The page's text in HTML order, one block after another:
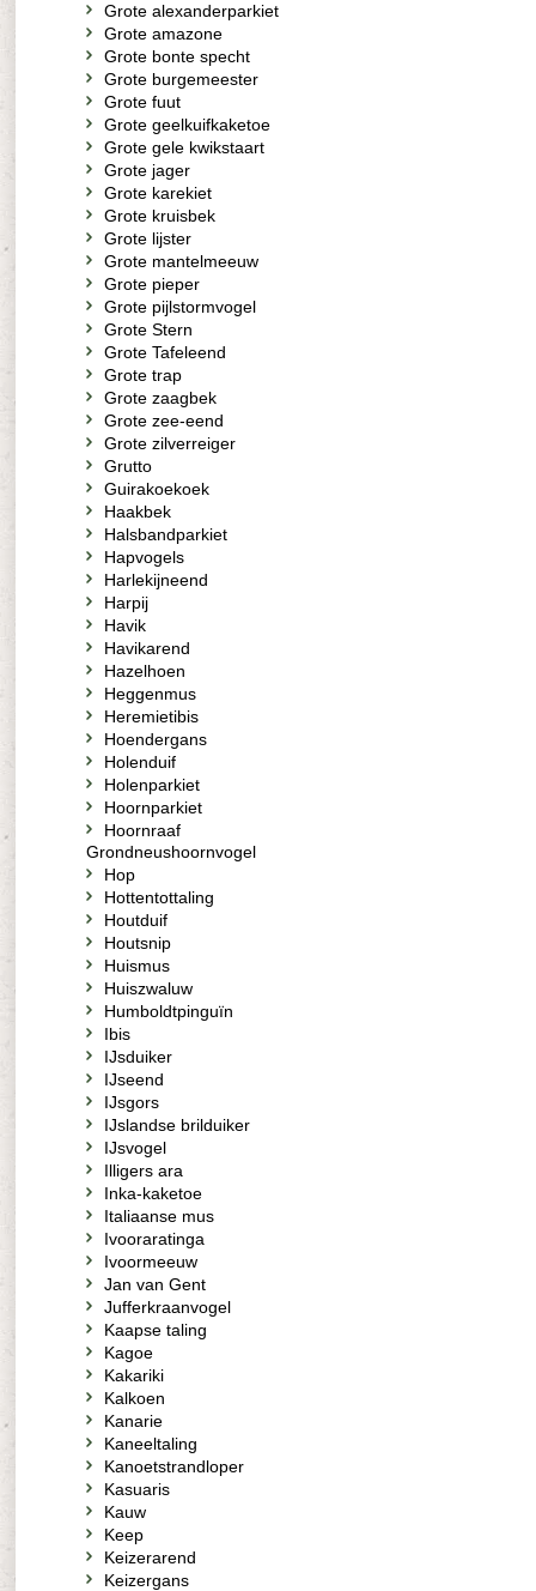
Grote alexanderparkiet
Grote amazone
Grote bonte specht
Grote burgemeester
Grote fuut
Grote geelkuifkaketoe
Grote gele kwikstaart
Grote jager
Grote karekiet
Grote kruisbek
Grote lijster
Grote mantelmeeuw
Grote pieper
Grote pijlstormvogel
Grote Stern
Grote Tafeleend
Grote trap
Grote zaagbek
Grote zee-eend
Grote zilverreiger
Grutto
Guirakoekoek
Haakbek
Halsbandparkiet
Hapvogels
Harlekijneend
Harpij
Havik
Havikarend
Hazelhoen
Heggenmus
Heremietibis
Hoendergans
Holenduif
Holenparkiet
Hoornparkiet
Hoornraaf
Grondneushoornvogel
Hop
Hottentottaling
Houtduif
Houtsnip
Huismus
Huiszwaluw
Humboldtpinguïn
Ibis
IJsduiker
IJseend
IJsgors
IJslandse brilduiker
IJsvogel
Illigers ara
Inka-kaketoe
Italiaanse mus
Ivooraratinga
Ivoormeeuw
Jan van Gent
Jufferkraanvogel
Kaapse taling
Kagoe
Kakariki
Kalkoen
Kanarie
Kaneeltaling
Kanoetstrandloper
Kasuaris
Kauw
Keep
Keizerarend
Keizergans